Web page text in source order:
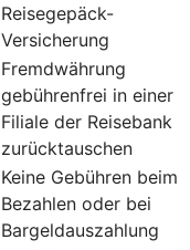
Reisegepäck-
Versicherung
Fremdwährung
gebührenfrei in einer
Filiale der Reisebank
zurücktauschen
Keine Gebühren beim
Bezahlen oder bei
Bargeldauszahlung